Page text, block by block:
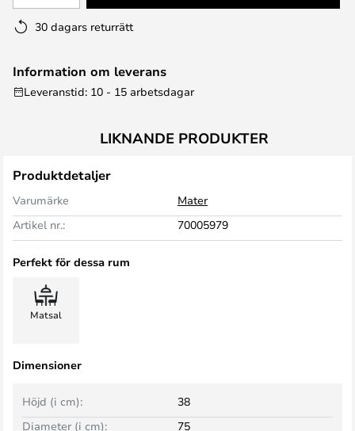
30 dagars returrätt
Information om leverans
Leveranstid: 10 - 15 arbetsdagar
LIKNANDE PRODUKTER
Produktdetaljer
Varumärke
Mater
Artikel nr.:
70005979
Perfekt för dessa rum
Matsal
Dimensioner
Höjd (i cm):
38
Diameter (i cm):
75